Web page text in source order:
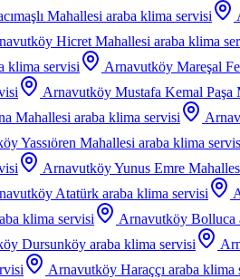
Mahallesi araba klima servisi
Hicret Mahallesi araba klima
klima servisi Arnavutköy Mareşal
Arnavutköy Mustafa Kemal Paşa
Mahallesi araba klima servisi
Yassıören Mahallesi araba klima
Arnavutköy Yunus Emre
Atatürk araba klima servisi
klima servisi Arnavutköy Bolluca
Dursunköy araba klima servisi
Arnavutköy Haraççı araba klima